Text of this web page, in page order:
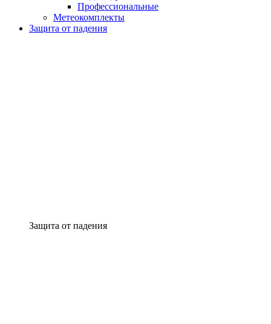
Профессиональные
Метеокомплекты
Защита от падения
Защита от падения